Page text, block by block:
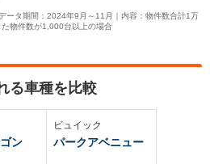
ータ期間：2024年9月～11月｜内容：物件数合計1万
物件数が1,000台以上の場合
る車種を比較
ン
ビュイック
パークアベニュー